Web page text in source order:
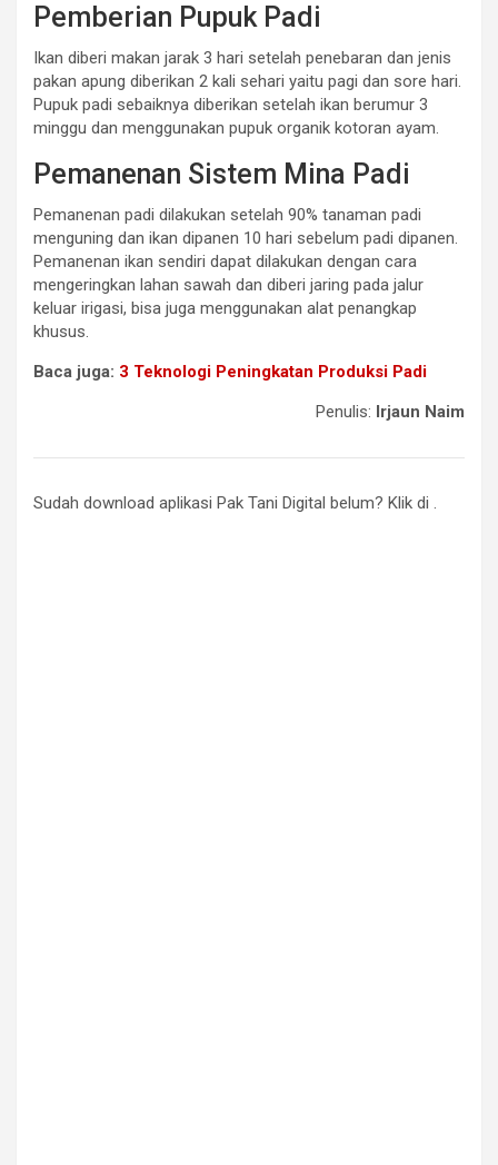
Pemberian Pupuk Padi
Ikan diberi makan jarak 3 hari setelah penebaran dan jenis
pakan apung diberikan 2 kali sehari yaitu pagi dan sore hari.
Pupuk padi sebaiknya diberikan setelah ikan berumur 3
minggu dan menggunakan pupuk organik kotoran ayam.
Pemanenan Sistem Mina Padi
Pemanenan padi dilakukan setelah 90% tanaman padi
menguning dan ikan dipanen 10 hari sebelum padi dipanen.
Pemanenan ikan sendiri dapat dilakukan dengan cara
mengeringkan lahan sawah dan diberi jaring pada jalur
keluar irigasi, bisa juga menggunakan alat penangkap
khusus.
Baca juga: 3 Teknologi Peningkatan Produksi Padi
Penulis: Irjaun Naim
Sudah download aplikasi Pak Tani Digital belum? Klik di .